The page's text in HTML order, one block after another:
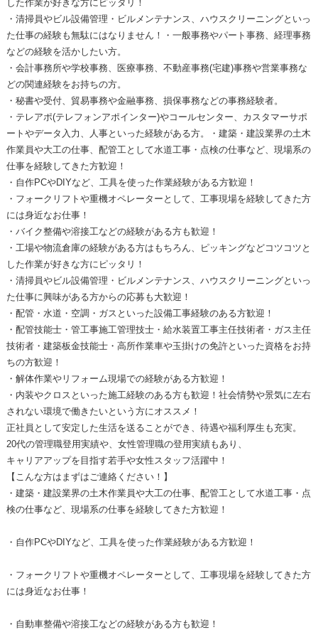
した作業が好きな方にピッタリ！
・清掃員やビル設備管理・ビルメンテナンス、ハウスクリーニングといっ
た仕事の経験も無駄にはなりません！・一般事務やパート事務、経理事務
などの経験を活かしたい方。
・会計事務所や学校事務、医療事務、不動産事務(宅建)事務や営業事務な
どの関連経験をお持ちの方。
・秘書や受付、貿易事務や金融事務、損保事務などの事務経験者。
・テレアポ(テレフォンアポインター)やコールセンター、カスタマーサポ
ートやデータ入力、人事といった経験がある方。・建築・建設業界の土木
作業員や大工の仕事、配管工として水道工事・点検の仕事など、現場系の
仕事を経験してきた方歓迎！
・自作PCやDIYなど、工具を使った作業経験がある方歓迎！
・フォークリフトや重機オペレーターとして、工事現場を経験してきた方
には身近なお仕事！
・バイク整備や溶接工などの経験がある方も歓迎！
・工場や物流倉庫の経験がある方はもちろん、ピッキングなどコツコツと
した作業が好きな方にピッタリ！
・清掃員やビル設備管理・ビルメンテナンス、ハウスクリーニングといっ
た仕事に興味がある方からの応募も大歓迎！
・配管・水道・空調・ガスといった設備工事経験のある方歓迎！
・配管技能士・管工事施工管理技士・給水装置工事主任技術者・ガス主任
技術者・建築板金技能士・高所作業車や玉掛けの免許といった資格をお持
ちの方歓迎！
・解体作業やリフォーム現場での経験がある方歓迎！
・内装やクロスといった施工経験のある方も歓迎！社会情勢や景気に左右
されない環境で働きたいという方にオススメ！
正社員として安定した生活を送ることができ、待遇や福利厚生も充実。
20代の管理職登用実績や、女性管理職の登用実績もあり、
キャリアアップを目指す若手や女性スタッフ活躍中！
【こんな方はまずはご連絡ください！】
・建築・建設業界の土木作業員や大工の仕事、配管工として水道工事・点
検の仕事など、現場系の仕事を経験してきた方歓迎！
・自作PCやDIYなど、工具を使った作業経験がある方歓迎！
・フォークリフトや重機オペレーターとして、工事現場を経験してきた方
には身近なお仕事！
・自動車整備や溶接工などの経験がある方も歓迎！